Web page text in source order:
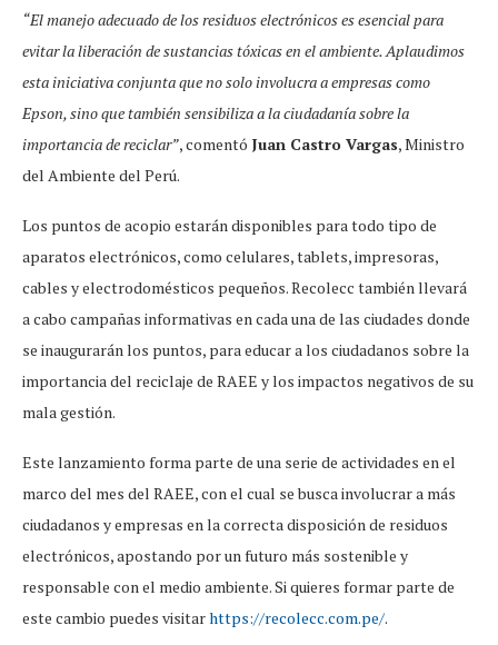
“El manejo adecuado de los residuos electrónicos es esencial para
evitar la liberación de sustancias tóxicas en el ambiente. Aplaudimos
esta iniciativa conjunta que no solo involucra a empresas como
Epson, sino que también sensibiliza a la ciudadanía sobre la
importancia de reciclar”, comentó Juan Castro Vargas, Ministro
del Ambiente del Perú.
Los puntos de acopio estarán disponibles para todo tipo de
aparatos electrónicos, como celulares, tablets, impresoras,
cables y electrodomésticos pequeños. Recolecc también llevará
a cabo campañas informativas en cada una de las ciudades donde
se inaugurarán los puntos, para educar a los ciudadanos sobre la
importancia del reciclaje de RAEE y los impactos negativos de su
mala gestión.
Este lanzamiento forma parte de una serie de actividades en el
marco del mes del RAEE, con el cual se busca involucrar a más
ciudadanos y empresas en la correcta disposición de residuos
electrónicos, apostando por un futuro más sostenible y
responsable con el medio ambiente. Si quieres formar parte de
este cambio puedes visitarhttps://recolecc.com.pe/.